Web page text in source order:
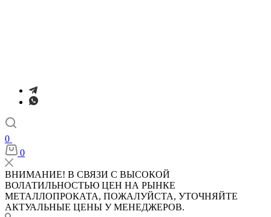
0
0
ВНИМАНИЕ! В СВЯЗИ С ВЫСОКОЙ
ВОЛАТИЛЬНОСТЬЮ ЦЕН НА РЫНКЕ
МЕТАЛЛОПРОКАТА, ПОЖАЛУЙСТА, УТОЧНЯЙТЕ
АКТУАЛЬНЫЕ ЦЕНЫ У МЕНЕДЖЕРОВ.